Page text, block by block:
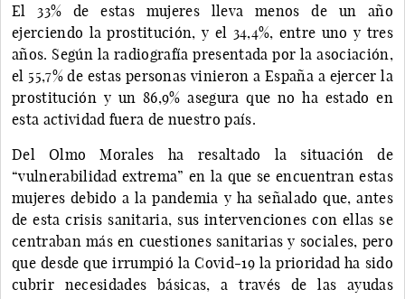
El 33% de estas mujeres lleva menos de un año
ejerciendo la prostitución, y el 34,4%, entre uno y tres
años. Según la radiografía presentada por la asociación,
el 55,7% de estas personas vinieron a España a ejercer la
prostitución y un 86,9% asegura que no ha estado en
esta actividad fuera de nuestro país.
Del Olmo Morales ha resaltado la situación de
“vulnerabilidad extrema” en la que se encuentran estas
mujeres debido a la pandemia y ha señalado que, antes
de esta crisis sanitaria, sus intervenciones con ellas se
centraban más en cuestiones sanitarias y sociales, pero
que desde que irrumpió la Covid-19 la prioridad ha sido
cubrir necesidades básicas, a través de las ayudas